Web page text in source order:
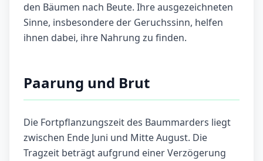
den Bäumen nach Beute. Ihre ausgezeichneten
Sinne, insbesondere der Geruchssinn, helfen
ihnen dabei, ihre Nahrung zu finden.
Paarung und Brut
Die Fortpflanzungszeit des Baummarders liegt
zwischen Ende Juni und Mitte August. Die
Tragzeit beträgt aufgrund einer Verzögerung